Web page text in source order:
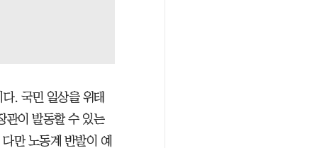
. 국민 일상을 위태
관이 발동할 수 있는
만 노동계 반발이 예